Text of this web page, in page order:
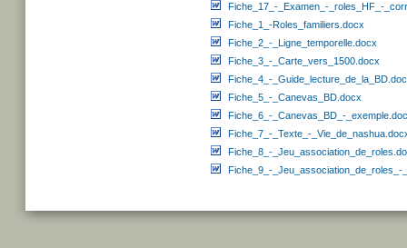
Fiche_17_-_Examen_-_roles_HF_-
Fiche_1_-Roles_familiers.docx
Fiche_2_-_Ligne_temporelle.docx
Fiche_3_-_Carte_vers_1500.docx
Fiche_4_-
Fiche_5_-_Canevas_BD.docx
Fiche_6_-_Canevas_BD_-_exemple.doc
Fiche_7_-_Texte_-
Fiche_8_-
Fiche_9_-_Jeu_association_de_roles_-